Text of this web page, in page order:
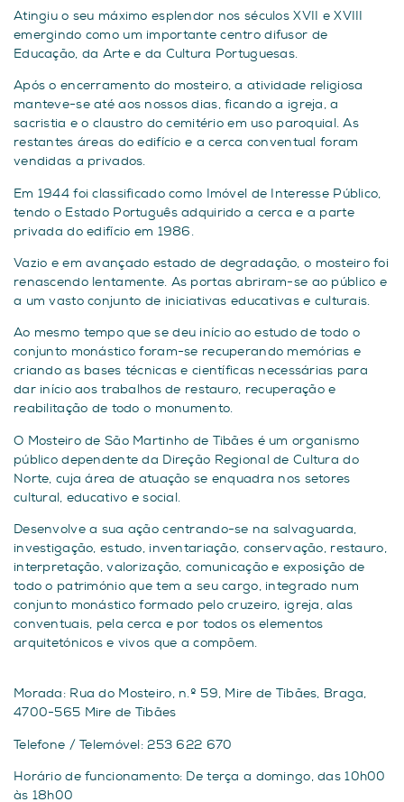
Atingiu o seu máximo esplendor nos séculos XVII e XVIII
emergindo como um importante centro difusor de
Educação, da Arte e da Cultura Portuguesas.
Após o encerramento do mosteiro, a atividade religiosa
manteve-se até aos nossos dias, ficando a igreja, a
sacristia e o claustro do cemitério em uso paroquial. As
restantes áreas do edifício e a cerca conventual foram
vendidas a privados.
Em 1944 foi classificado como Imóvel de Interesse Público,
tendo o Estado Português adquirido a cerca e a parte
privada do edifício em 1986.
Vazio e em avançado estado de degradação, o mosteiro foi
renascendo lentamente. As portas abriram-se ao público e
a um vasto conjunto de iniciativas educativas e culturais.
Ao mesmo tempo que se deu início ao estudo de todo o
conjunto monástico foram-se recuperando memórias e
criando as bases técnicas e científicas necessárias para
dar início aos trabalhos de restauro, recuperação e
reabilitação de todo o monumento.
O Mosteiro de São Martinho de Tibães é um organismo
público dependente da Direção Regional de Cultura do
Norte, cuja área de atuação se enquadra nos setores
cultural, educativo e social.
Desenvolve a sua ação centrando-se na salvaguarda,
investigação, estudo, inventariação, conservação, restauro,
interpretação, valorização, comunicação e exposição de
todo o património que tem a seu cargo, integrado num
conjunto monástico formado pelo cruzeiro, igreja, alas
conventuais, pela cerca e por todos os elementos
arquitetónicos e vivos que a compõem.
Morada: Rua do Mosteiro, n.º 59, Mire de Tibães, Braga,
4700-565 Mire de Tibães
Telefone / Telemóvel: 253 622 670
Horário de funcionamento: De terça a domingo, das 10h00
às 18h00